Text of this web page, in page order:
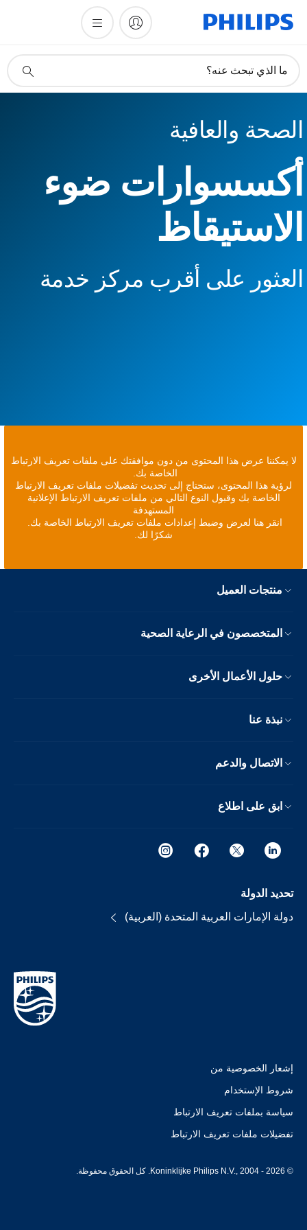
دعم
ما الذي تبحث عنه؟
الصحة والعافية
أكسسوارات ضوء
الاستيقاظ
العثور على أقرب مركز خدمة
لا يمكننا عرض هذا المحتوى من دون موافقتك على ملفات تعريف الارتباط
الخاصة بك.
لرؤية هذا المحتوى، ستحتاج إلى تحديث تفضيلات ملفات تعريف الارتباط
الخاصة بك وقبول النوع التالي من ملفات تعريف الارتباط الإعلانية
المستهدفة
انقر هنا لعرض وضبط إعدادات ملفات تعريف الارتباط الخاصة بك.
شكرًا لك.
منتجات العميل
المتخصصون في الرعاية الصحية
حلول الأعمال الأخرى
نبذة عنا
الاتصال والدعم
ابق على اطلاع
تحديد الدولة
دولة الإمارات العربية المتحدة (العربية)
إشعار الخصوصية من
شروط الإستخدام
سياسة بملفات تعريف الارتباط
تفضيلات ملفات تعريف الارتباط
© Koninklijke Philips N.V., 2004 - 2026. كل الحقوق محفوظة.